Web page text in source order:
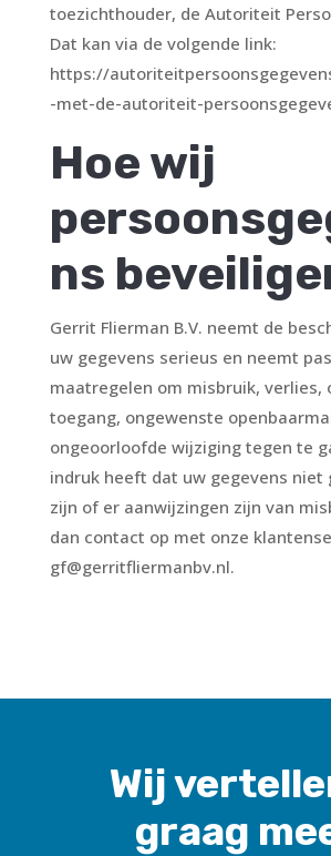
toezichthouder, de Autoriteit
Dat kan via de volgende link:
https://
-met-de-autoriteit-
Hoe wij
ns
Gerrit Flierman B.V. neemt de
uw gegevens serieus en neemt
maatregelen om misbruik, verlies,
toegang, ongewenste
ongeoorloofde wijziging tegen te
indruk heeft dat uw gegevens niet
zijn of er aanwijzingen zijn van
dan contact op met onze
gf@gerritfliermanbv.nl.
Wij
graag